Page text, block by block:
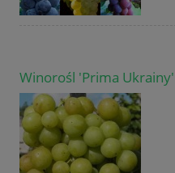
Winorośl 'Prima